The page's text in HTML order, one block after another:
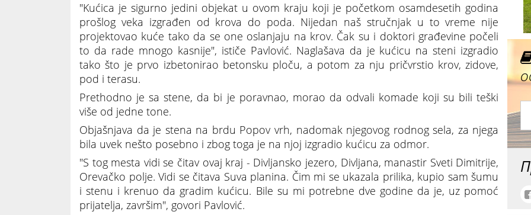
"Kućica je sigurno jedini objekat u ovom kraju koji je početkom osamdesetih godina
prošlog veka izgrađen od krova do poda. Nijedan naš stručnjak u to vreme nije
projektovao kuće tako da se one oslanjaju na krov. Čak su i doktori građevine počeli
to da rade mnogo kasnije", ističe Pavlović. Naglašava da je kućicu na steni izgradio
tako što je prvo izbetonirao betonsku ploču, a potom za nju pričvrstio krov, zidove,
pod i terasu.
Prethodno je sa stene, da bi je poravnao, morao da odvali komade koji su bili teški
više od jedne tone.
Objašnjava da je stena na brdu Popov vrh, nadomak njegovog rodnog sela, za njega
bila uvek nešto posebno i zbog toga je na njoj izgradio kućicu za odmor.
"S tog mesta vidi se čitav ovaj kraj - Divljansko jezero, Divljana, manastir Sveti Dimitrije,
Orevačko polje. Vidi se čitava Suva planina. Čim mi se ukazala prilika, kupio sam šumu
i stenu i krenuo da gradim kućicu. Bile su mi potrebne dve godine da je, uz pomoć
prijatelja, završim", govori Pavlović.